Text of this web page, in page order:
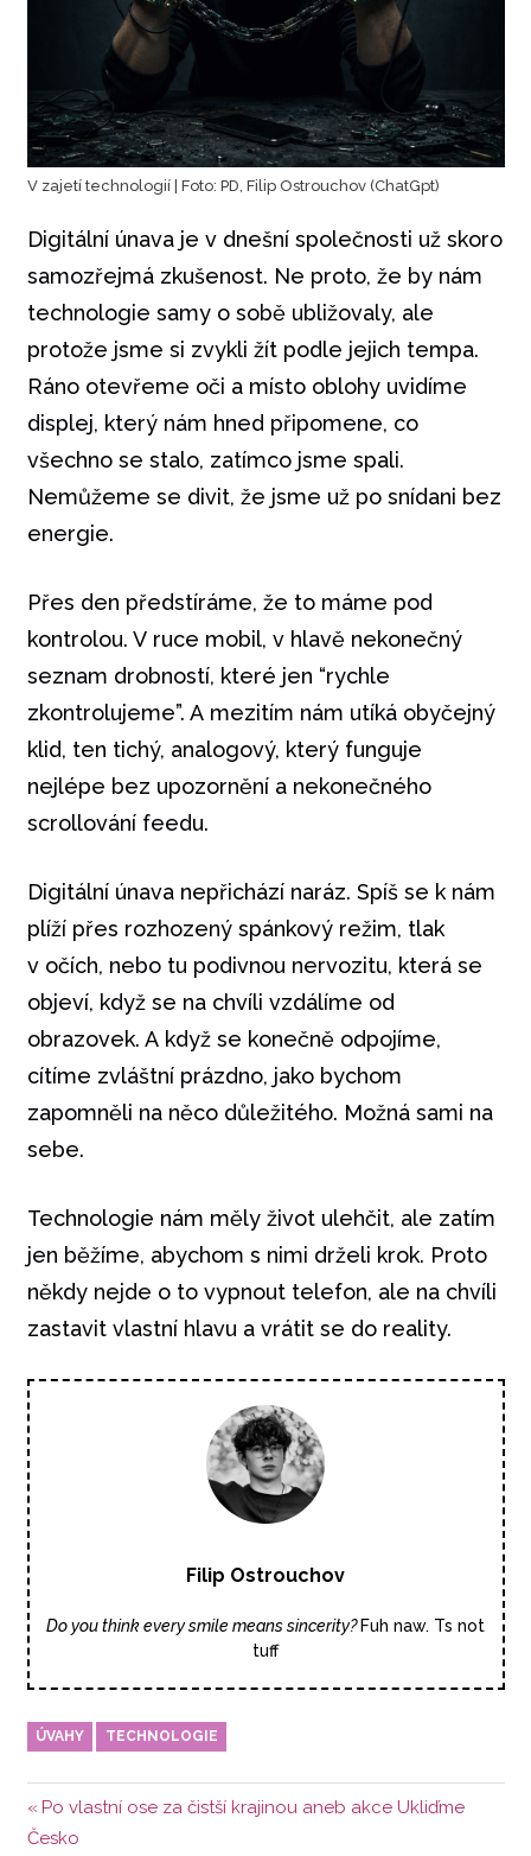
V zajetí technologií | Foto: PD, Filip Ostrouchov (ChatGpt)
Digitální únava je v dnešní společnosti už skoro
samozřejmá zkušenost. Ne proto, že by nám
technologie samy o sobě ubližovaly, ale
protože jsme si zvykli žít podle jejich tempa.
Ráno otevřeme oči a místo oblohy uvidíme
displej, který nám hned připomene, co
všechno se stalo, zatímco jsme spali.
Nemůžeme se divit, že jsme už po snídani bez
energie.
Přes den předstíráme, že to máme pod
kontrolou. V ruce mobil, v hlavě nekonečný
seznam drobností, které jen “rychle
zkontrolujeme”. A mezitím nám utíká obyčejný
klid, ten tichý, analogový, který funguje
nejlépe bez upozornění a nekonečného
scrollování feedu.
Digitální únava nepřichází naráz. Spíš se k nám
plíží přes rozhozený spánkový režim, tlak
v očích, nebo tu podivnou nervozitu, která se
objeví, když se na chvíli vzdálíme od
obrazovek. A když se konečně odpojíme,
cítíme zvláštní prázdno, jako bychom
zapomněli na něco důležitého. Možná sami na
sebe.
Technologie nám měly život ulehčit, ale zatím
jen běžíme, abychom s nimi drželi krok. Proto
někdy nejde o to vypnout telefon, ale na chvíli
zastavit vlastní hlavu a vrátit se do reality.
Filip Ostrouchov
Do you think every smile means sincerity? Fuh naw. Ts not
tuff
ÚVAHY TECHNOLOGIE
Navigace
Předchozí
příspěvek:
Po vlastní ose za čistší krajinou aneb akce Ukliďme
Česko